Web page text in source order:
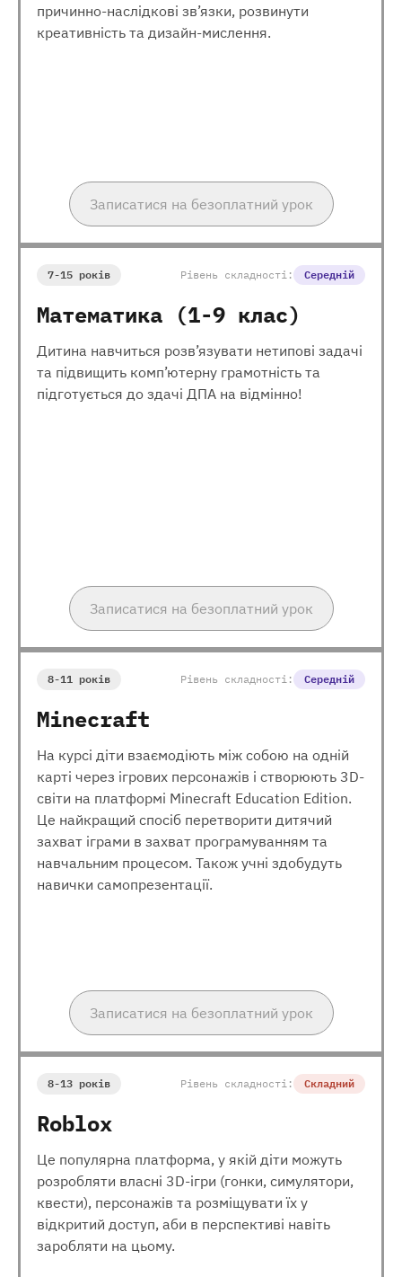
причинно-наслідкові зв’язки, розвинути
креативність та дизайн-мислення.
Записатися на безоплатний урок
7-15 років Рівень складності: Середній
Математика (1-9 клас)
Дитина навчиться розв’язувати нетипові задачі
та підвищить комп’ютерну грамотність та
підготується до здачі ДПА на відмінно!
Записатися на безоплатний урок
8-11 років Рівень складності: Середній
Minecraft
На курсі діти взаємодіють між собою на одній
карті через ігрових персонажів і створюють 3D-
світи на платформі Minecraft Education Edition.
Це найкращий спосіб перетворити дитячий
захват іграми в захват програмуванням та
навчальним процесом. Також учні здобудуть
навички самопрезентації.
Записатися на безоплатний урок
8-13 років Рівень складності: Складний
Roblox
Це популярна платформа, у якій діти можуть
розробляти власні 3D-ігри (гонки, симулятори,
квести), персонажів та розміщувати їх у
відкритий доступ, аби в перспективі навіть
заробляти на цьому.